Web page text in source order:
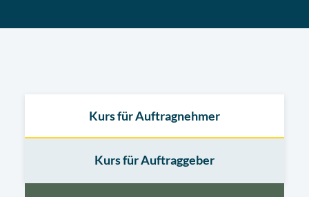
Kurs für Auftragnehmer
Kurs für Auftraggeber